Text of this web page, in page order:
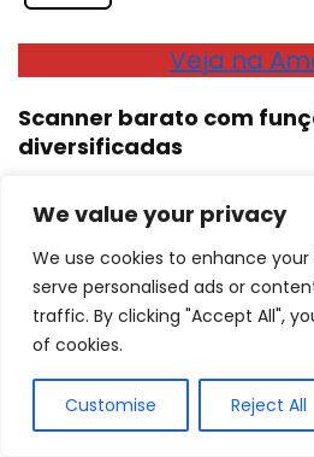
We value your privacy
We use cookies to enhance
serve personalised ads or
traffic. By clicking "Accept All",
of cookies.
Customise Reject All
Veja na
Scanner barato com
diversificadas
Se você não pode gastar
manutenção do carro, o
Extraink é o que você precisa.
aparelho lê os parâmetros
falhas no veículo
. Desse
sensores e injeção eletrônica